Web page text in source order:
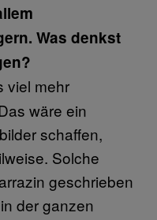
Was denkst
viel mehr
wäre ein
schaffen,
Solche
geschrieben
der ganzen